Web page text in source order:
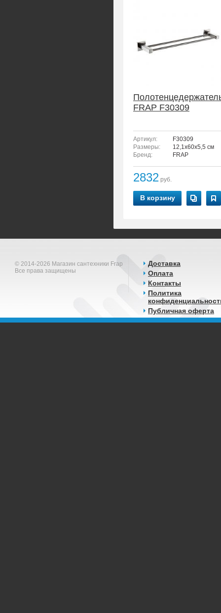
FRAP F30309
Артикул:
F30309
Размеры:
12,1x60x5,5 см
Бренд:
FRAP
2832 руб.
В корзину
© 2014-2026 Магазин сантехники Frap
Все права защищены
Доставка
Оплата
Контакты
Политика
Публичная оферта